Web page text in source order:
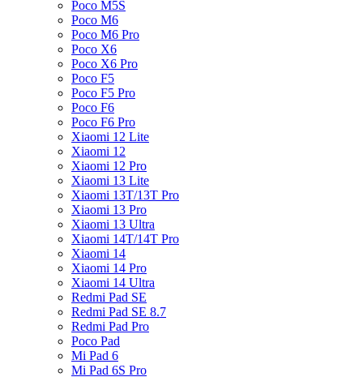
Poco M5S
Poco M6
Poco M6 Pro
Poco X6
Poco X6 Pro
Poco F5
Poco F5 Pro
Poco F6
Poco F6 Pro
Xiaomi 12 Lite
Xiaomi 12
Xiaomi 12 Pro
Xiaomi 13 Lite
Xiaomi 13T/13T Pro
Xiaomi 13 Pro
Xiaomi 13 Ultra
Xiaomi 14T/14T Pro
Xiaomi 14
Xiaomi 14 Pro
Xiaomi 14 Ultra
Redmi Pad SE
Redmi Pad SE 8.7
Redmi Pad Pro
Poco Pad
Mi Pad 6
Mi Pad 6S Pro